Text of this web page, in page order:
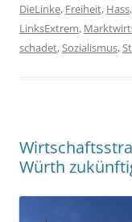
DieLinke, Freiheit, Hass,
LinksExtrem,
schadet,Sozialismus,
Würth